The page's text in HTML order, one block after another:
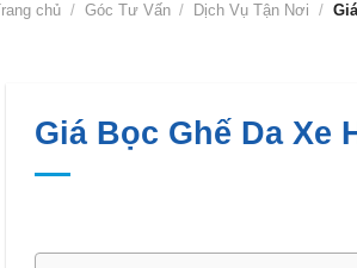
chủ / Góc Tư Vấn / Dịch Vụ Tận Nơi /
Giá Bọc Ghế Da Xe